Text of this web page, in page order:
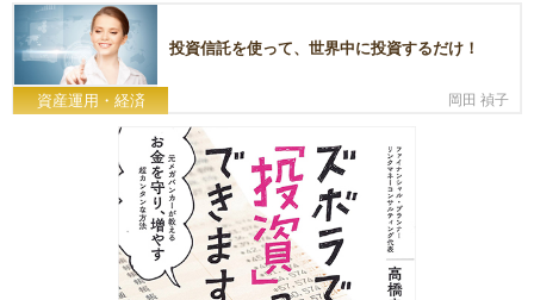
投資信託を使って、世界中に投資するだけ！
資産運用・経済 岡田 禎子